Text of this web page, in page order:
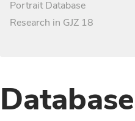
Portrait Database
Research in GJZ 18
Database